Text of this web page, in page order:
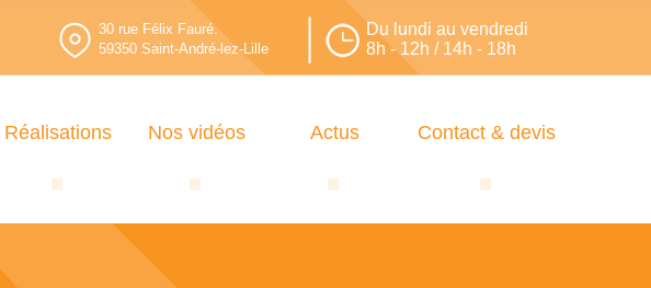
30 rue Félix Fauré.
59350 Saint-André-lez-Lille
Du lundi au vendredi
8h - 12h / 14h - 18h
Réalisations Nos vidéos Actus Contact & devis